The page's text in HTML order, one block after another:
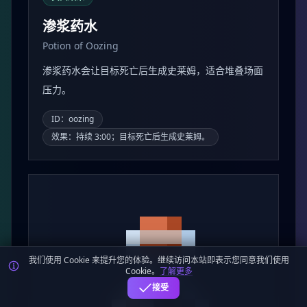
渗浆药水
Potion of Oozing
渗浆药水会让目标死亡后生成史莱姆，适合堆叠场面
压力。
ID：oozing
效果：持续 3:00；目标死亡后生成史莱姆。
我们使用 Cookie 来提升您的体验。继续访问本站即表示您同意我们使用
Cookie。 了解更多
接受